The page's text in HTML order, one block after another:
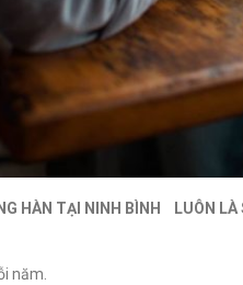
HÀN TẠI NINH BÌNH LUÔN LÀ
năm.